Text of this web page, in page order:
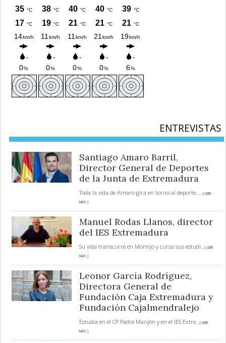
ENTREVISTAS
Santiago Amaro Barril,
Director General de Deportes
de la Junta de Extremadura
Toda la vida de Amaro gira en torno al deporte.
... [ LEER
MÁS ]
Manuel Rodas Llanos, director
del IES Extremadura
Su vida transcurre en Montijo y cursa sus estudi... [ LEER
MÁS ]
Leonor García Rodríguez,
Directora General de
Fundación Caja Extremadura y
Fundación Cajalmendralejo
Estudia en el CP Padre Manjón y en el IES Extre... [ LEER
MÁS ]